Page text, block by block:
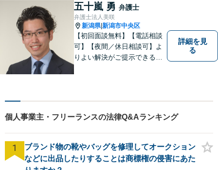
五十嵐 勇 弁護士
弁護士法人美咲
新潟県|新潟市中央区
【初回面談無料】【電話相談
可】【夜間／休日相談可】よ
りよい解決がご提示できるよ
詳細を見
る
個人事業主・フリーランスの法律Q&Aランキング
1
ブランド物の靴やバッグを修理してオークション
などに出品したりすることは商標権の侵害にあた